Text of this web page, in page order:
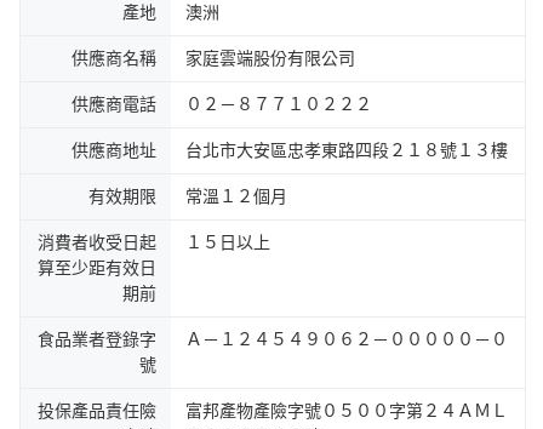
產地 澳洲
供應商名稱 家庭雲端股份有限公司
供應商電話 ０２－８７７１０２２２
供應商地址 台北市大安區忠孝東路四段２１８號１３樓
有效期限 常溫１２個月
消費者收受日起
算至少距有效日
期前
１５日以上
食品業者登錄字
號
Ａ－１２４５４９０６２－０００００－０
投保產品責任險
富邦產物產險字號０５００字第２４ＡＭＬ